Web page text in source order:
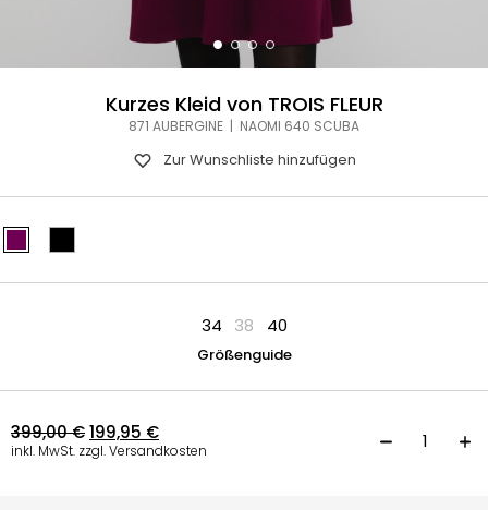
Kurzes Kleid von TROIS FLEUR
871 AUBERGINE | NAOMI 640 SCUBA
Zur Wunschliste hinzufügen
34 38 40
Größenguide
399,00€199,95 €
inkl. MwSt. zzgl. Versandkosten